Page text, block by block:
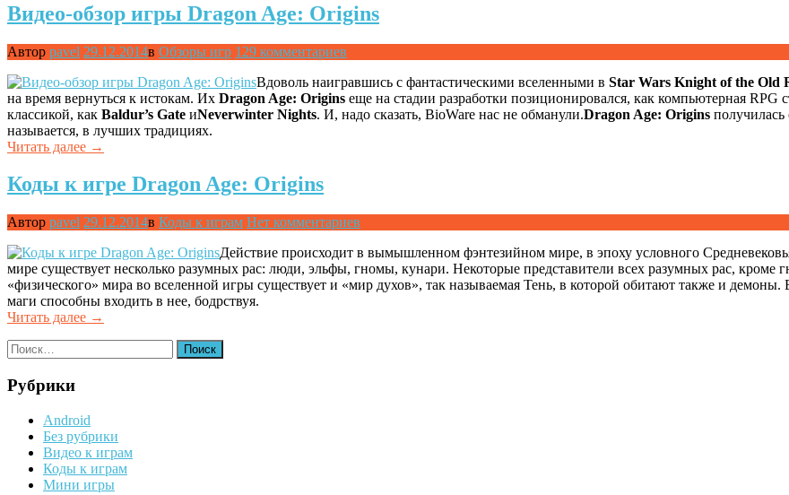
Видео-обзор игры Dragon Age: Origins
Автор pavel 29.12.2014в Обзоры игр 129 комментариев
Вдоволь наигравшись с фантастическими вселенными в Star Wars Knight of the Old
на время вернуться к истокам. Их Dragon Age: Origins еще на стадии разработки позиционировался, как компьютерная
классикой, как Baldur’s Gate иNeverwinter Nights. И, надо сказать, BioWare нас не обманули.Dragon Age: Origins
называется, в лучших традициях.
Читать далее «Видео-
игры
Dragon
Origins»
→
Коды к игре Dragon Age: Origins
Автор pavel 29.12.2014в Коды к играм Нет комментариев
Действие происходит в вымышленном фэнтезийном мире, в эпоху условного
мире существует несколько разумных рас: люди, эльфы, гномы, кунари. Некоторые представители всех разумных рас,
«физического» мира во вселенной игры существует и «мир духов», так называемая Тень, в которой обитают также и
маги способны входить в нее, бодрствуя.
Читать далее «Коды
→
Найти:
Рубрики
Android
Без рубрики
Видео к играм
Коды к играм
Мини игры